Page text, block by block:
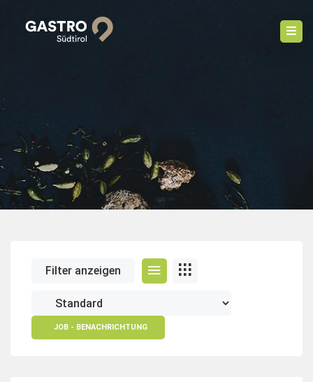
Filter anzeigen
JOB - BENACHRICHTUNG